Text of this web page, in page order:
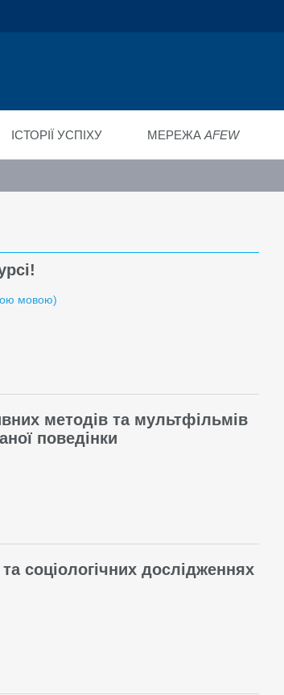
ІСТОРІЇ УСПІХУ МЕРЕЖА AFEW
мовою)
методів та мультфільмів
поведінки
соціологічних дослідженнях